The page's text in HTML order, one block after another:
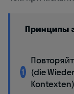
Принципы
1
(die
Kontexten)